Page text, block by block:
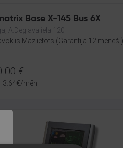
Base X-145 Bus 6X
A.Deglava iela 120
Mazlietots (Garantija 12 mēneši)
€
3.64€/mēn.